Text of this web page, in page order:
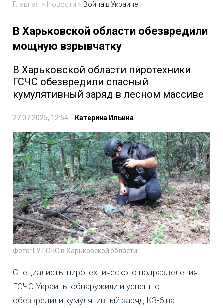
Главная > Новости > Война в Украине
В Харьковской области обезвредили
мощную взрывчатку
В Харьковской области пиротехники
ГСЧС обезвредили опасный
кумулятивный заряд в лесном массиве
27.07.2025, 12:54 Катерина Ильина
Фото: ГУ ГСЧС в Харьковской области
Специалисты пиротехнического подразделения
ГСЧС Украины обнаружили и успешно
обезвредили кумулятивный заряд КЗ-6 на